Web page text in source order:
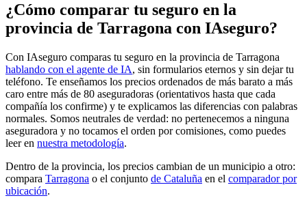
¿Cómo comparar tu seguro en la
provincia de Tarragona con IAseguro?
Con IAseguro comparas tu seguro en la provincia de Tarragona
hablando con el agente de IA, sin formularios eternos y sin dejar tu
teléfono. Te enseñamos los precios ordenados de más barato a más
caro entre más de 80 aseguradoras (orientativos hasta que cada
compañía los confirme) y te explicamos las diferencias con palabras
normales. Somos neutrales de verdad: no pertenecemos a ninguna
aseguradora y no tocamos el orden por comisiones, como puedes
leer en nuestra metodología.
Dentro de la provincia, los precios cambian de un municipio a otro:
compara Tarragona o el conjunto de Cataluña en el comparador por
ubicación.